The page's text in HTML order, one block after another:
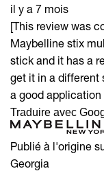
il y a 7 mois
[This review was
Maybelline stix
stick and it has a
get it in a different
a good application
Traduire avec
Publié à l'origine
Georgia